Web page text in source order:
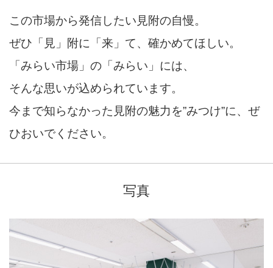
この市場から発信したい見附の自慢。
ぜひ「見」附に「来」て、確かめてほしい。
「みらい市場」の「みらい」には、
そんな思いが込められています。
今まで知らなかった見附の魅力を”みつけ”に、ぜ
ひおいでください。
写真